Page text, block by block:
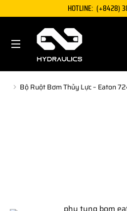
HOTLINE: (+8428)
You are here:
Bộ Ruột Bơm Thủy Lực – Eaton